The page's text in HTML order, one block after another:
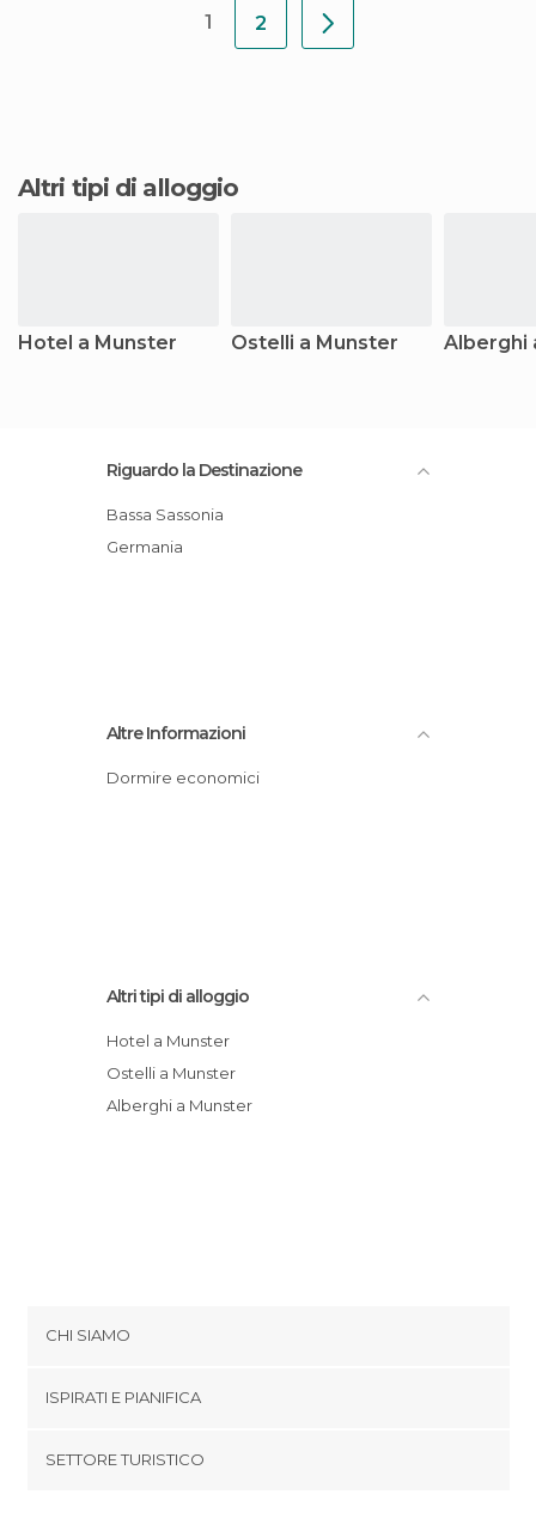
1 2
Altri tipi di alloggio
Hotel a Munster Ostelli a Munster Alberghi
Riguardo la Destinazione
Bassa Sassonia
Germania
Altre Informazioni
Dormire economici
Altri tipi di alloggio
Hotel a Munster
Ostelli a Munster
Alberghi a Munster
CHI SIAMO
Termini e Condizioni
ISPIRATI E PIANIFICA
SETTORE TURISTICO